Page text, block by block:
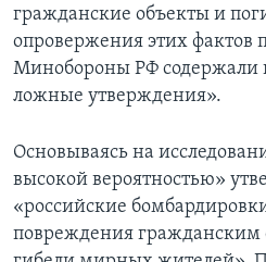
гражданские объекты и
опровержения этих фактов
Минобороны РФ содержали
ложные утверждения».
Основываясь на
высокой вероятностью»
«российские
повреждения гражданским